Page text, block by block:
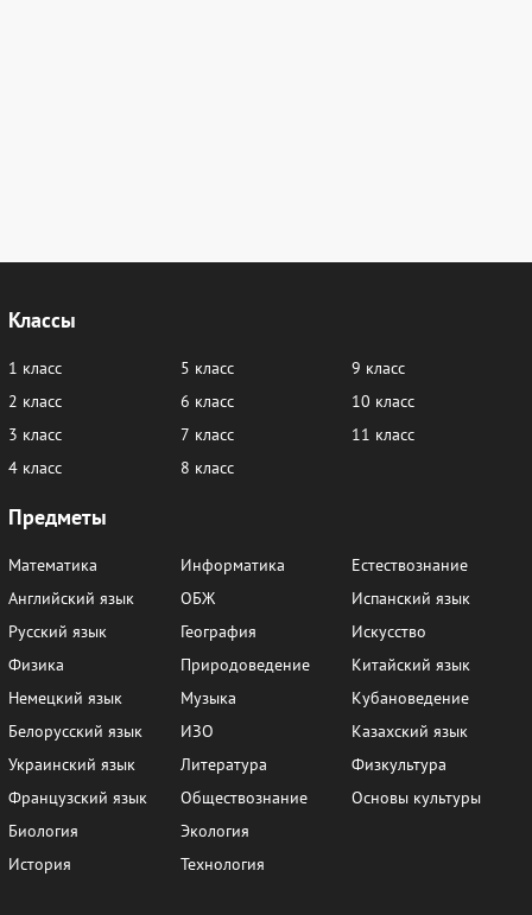
Классы
1 класс
2 класс
3 класс
4 класс
5 класс
6 класс
7 класс
8 класс
9 класс
10 класс
11 класс
Предметы
Математика
Английский язык
Русский язык
Физика
Немецкий язык
Белорусский язык
Украинский язык
Французский язык
Биология
История
Информатика
ОБЖ
География
Природоведение
Музыка
ИЗО
Литература
Обществознание
Экология
Технология
Естествознание
Испанский язык
Искусство
Китайский язык
Кубановедение
Казахский язык
Физкультура
Основы культуры